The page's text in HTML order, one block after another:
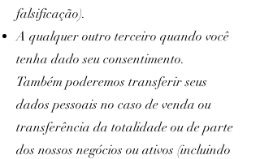
falsificação).
A qualquer outro terceiro quando você
tenha dado seu consentimento.
Também poderemos transferir seus
dados pessoais no caso de venda ou
transferência da totalidade ou de parte
dos nossos negócios ou ativos (incluindo